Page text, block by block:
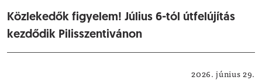
Közlekedők figyelem! Július 6-tól útfelújítás
kezdődik Pilisszentivánon
2026. június 29.